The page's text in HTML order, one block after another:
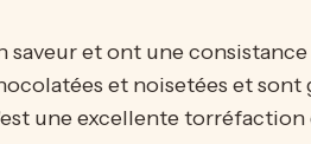
et ont une
et noisetées et
une excellente